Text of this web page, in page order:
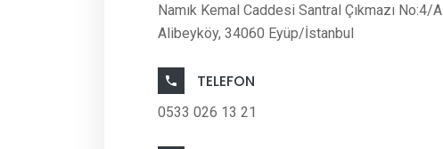
Namık Kemal Caddesi Santral Çıkmazı No:4/A
Alibeyköy, 34060 Eyüp/İstanbul
TELEFON
0533 026 13 21